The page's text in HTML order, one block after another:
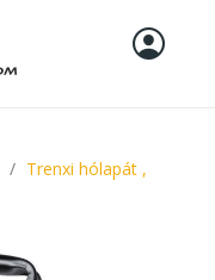
Trenxi hólapát ,